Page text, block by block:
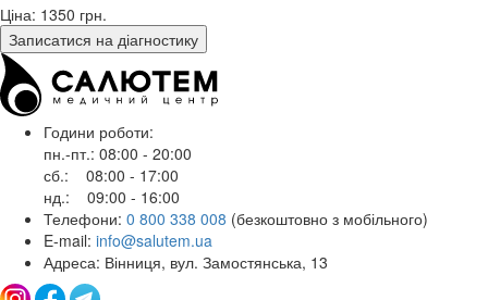
Ціна: 1350 грн.
Записатися на діагностику
Години роботи:
пн.-пт.: 08:00 - 20:00
сб.: 08:00 - 17:00
нд.: 09:00 - 16:00
Телефони: 0 800 338 008 (безкоштовно з мобільного)
E-mail: info@salutem.ua
Адреса: Вінниця, вул. Замостянська, 13